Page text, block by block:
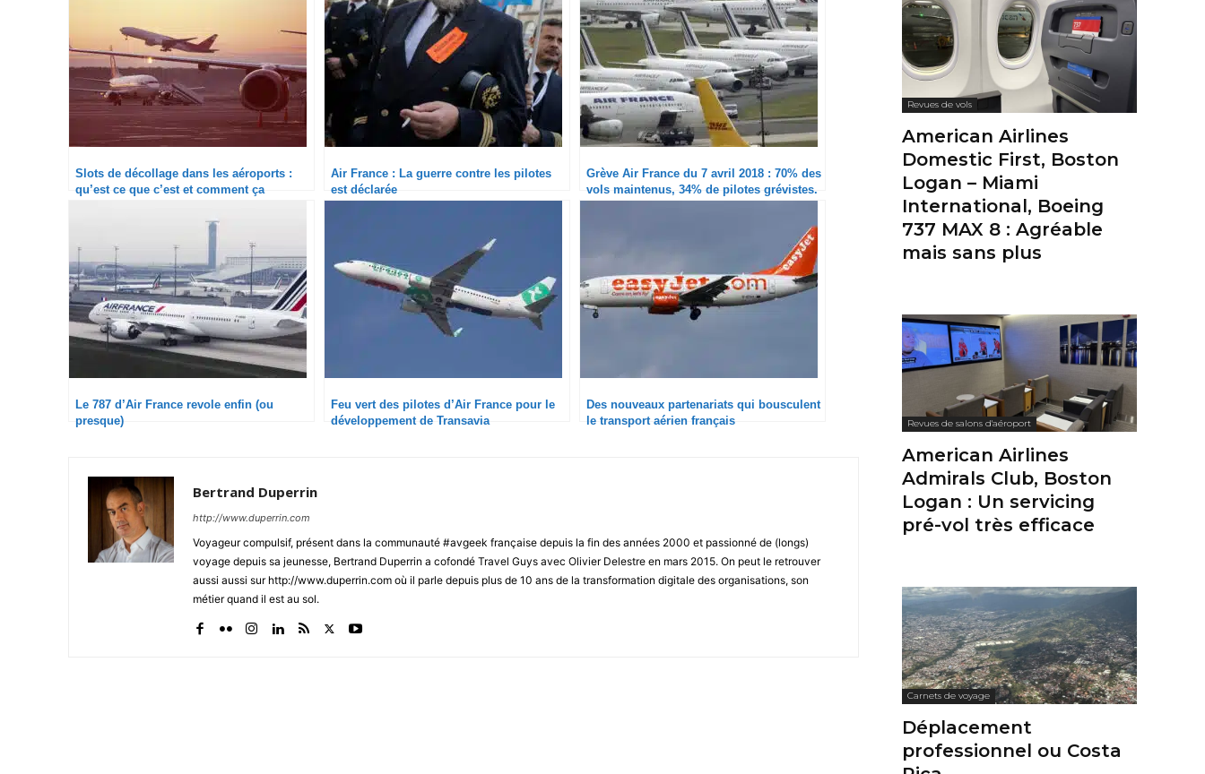
Slots de décollage dans les aéroports :
qu’est ce que c’est et comment ça
Air France : La guerre contre les pilotes
est déclarée
Grève Air France du 7 avril 2018 : 70% des
vols maintenus, 34% de pilotes grévistes.
Le 787 d’Air France revole enfin (ou
presque)
Feu vert des pilotes d’Air France pour le
développement de Transavia
Des nouveaux partenariats qui bousculent
le transport aérien français
Bertrand Duperrin
http://www.duperrin.com
Voyageur compulsif, présent dans la communauté #avgeek française depuis la fin des années 2000 et passionné de (longs)
voyage depuis sa jeunesse, Bertrand Duperrin a cofondé Travel Guys avec Olivier Delestre en mars 2015. On peut le retrouver
aussi aussi sur http://www.duperrin.com où il parle depuis plus de 10 ans de la transformation digitale des organisations, son
métier quand il est au sol.
Revues de vols
American Airlines
Domestic First, Boston
Logan – Miami
International, Boeing
737 MAX 8 : Agréable
mais sans plus
Revues de salons d'aéroport
American Airlines
Admirals Club, Boston
Logan : Un servicing
pré-vol très efficace
Carnets de voyage
Déplacement
professionnel ou Costa